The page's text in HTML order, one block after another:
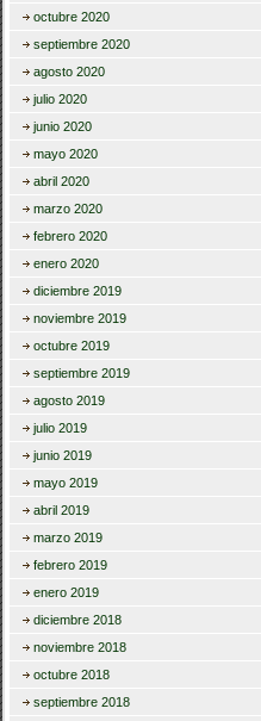
octubre 2020
septiembre 2020
agosto 2020
julio 2020
junio 2020
mayo 2020
abril 2020
marzo 2020
febrero 2020
enero 2020
diciembre 2019
noviembre 2019
octubre 2019
septiembre 2019
agosto 2019
julio 2019
junio 2019
mayo 2019
abril 2019
marzo 2019
febrero 2019
enero 2019
diciembre 2018
noviembre 2018
octubre 2018
septiembre 2018